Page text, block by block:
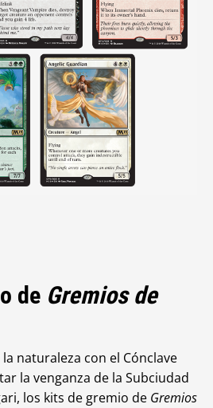
de Gremios de
naturaleza con el Cónclave
la venganza de la Subciudad
los kits de gremio de Gremios